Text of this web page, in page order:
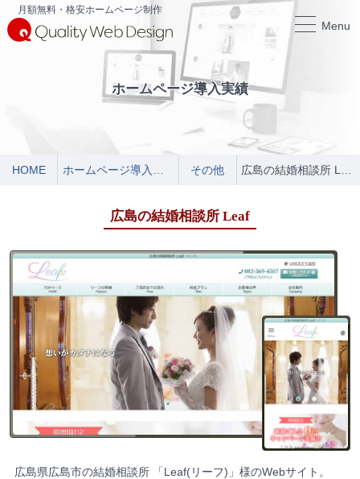
月額無料・格安ホームページ制作
Menu
ホームページ導入実績
HOME その他
広島の結婚相談所 Leaf
広島県広島市の結婚相談所 「Leaf(リーフ)」様のWebサイト。